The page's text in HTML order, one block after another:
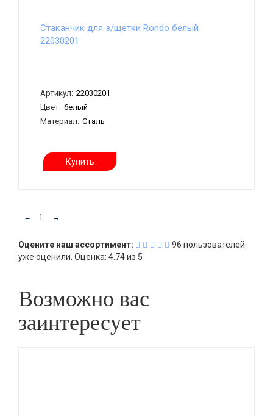
Стаканчик для з/щетки Rondo белый
22030201
Артикул: 22030201
Цвет: белый
Материал: Сталь
Купить
← 1 →
Оцените наш ассортимент: 96 пользователей
уже оценили. Оценка: 4.74из 5
Возможно вас
заинтересует